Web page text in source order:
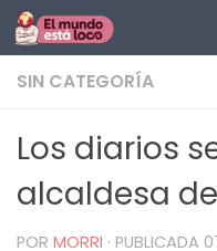
Saltar al contenido
SIN CATEGORÍA
Los diarios
alcaldesa
POR MORRI · PUBLICADA